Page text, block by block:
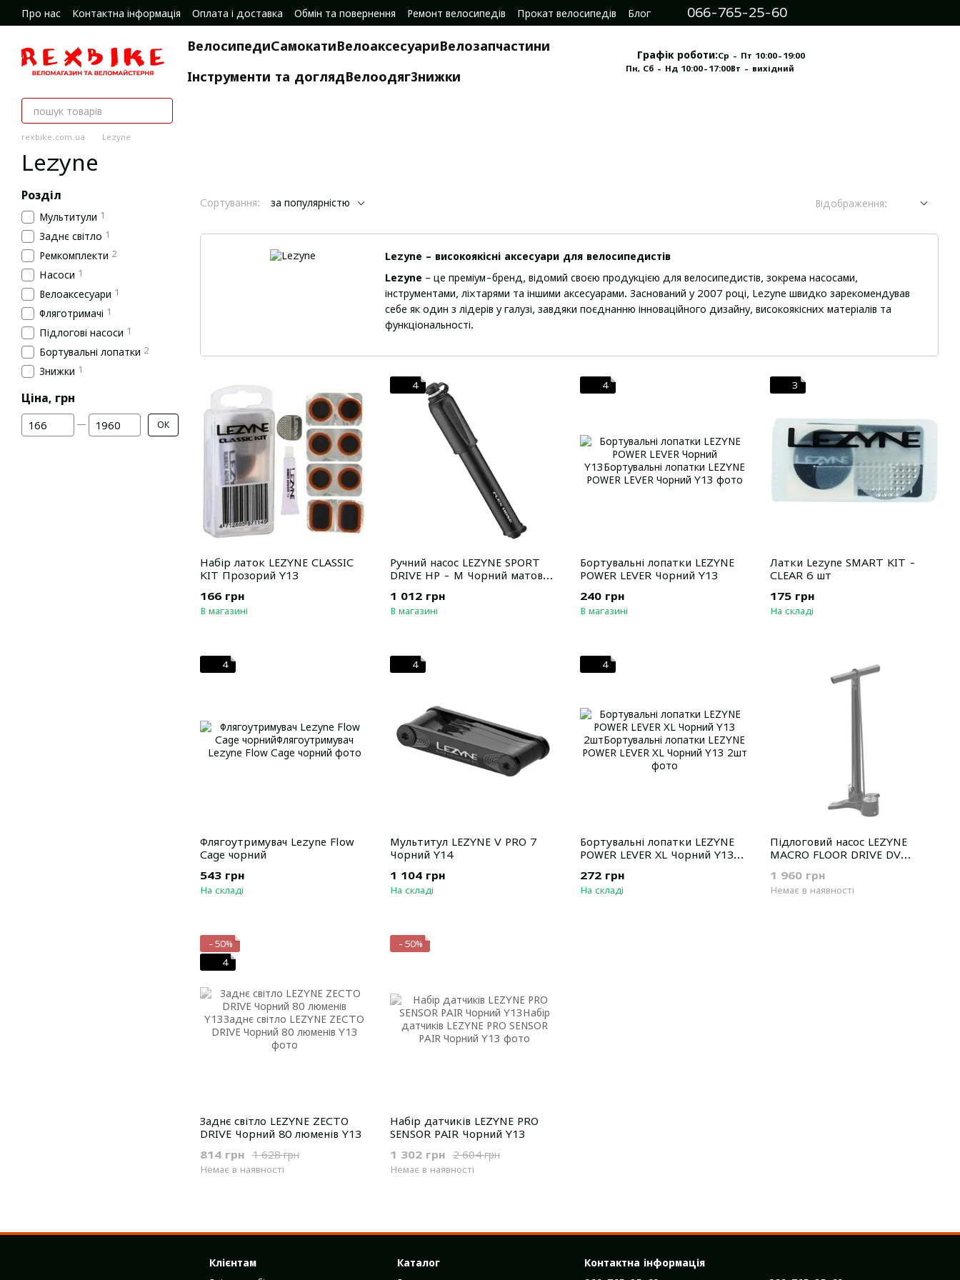
Перейти до основного контенту
Про нас Контактна інформація Оплата і доставка Обмін та повернення Ремонт велосипедів Прокат велосипедів
Блог
Відгуки про магазин
066-765-25-60
ВелосипедиСамокатиВелоаксесуариВелозапчастини
Інструменти та доглядВелоодягЗнижки
Графік роботи:Ср - Пт 10:00-19:00
Пн, Сб - Нд 10:00-17:00Вт - вихідний
rexbike.com.ua Lezyne
Lezyne
Сортування: за популярністю Відображення:
Lezyne – високоякісні аксесуари для велосипедистів
Lezyne – це преміум-бренд, відомий своєю продукцією для велосипедистів, зокрема насосами,
інструментами, ліхтарями та іншими аксесуарами. Заснований у 2007 році, Lezyne швидко зарекомендував
себе як один з лідерів у галузі, завдяки поєднанню інноваційного дизайну, високоякісних матеріалів та
функціональності.
забезпечують максимальний комфорт і ефективність під час кожної поїздки.
Переваги бренду:
Високоякісні матеріали та бездоганна точність виготовлення.
Інноваційний підхід до дизайну та технологій.
Надійність і довговічність навіть у найскладніших умовах.
Широкий асортимент аксесуарів для будь-яких потреб велосипедиста.
Lezyne – це бренд, якому можна довіряти, коли мова йде про якісні інструменти та аксесуари для
Набір латок LEZYNE CLASSIC
KIT Прозорий Y13
166 грн
В магазині
4
Ручний насос LEZYNE SPORT
DRIVE HP - M Чорний матовий
1 012 грн
В магазині
4
Бортувальні лопатки LEZYNE
POWER LEVER Чорний Y13
240 грн
В магазині
3
Латки Lezyne SMART KIT -
CLEAR 6 шт
175 грн
На складі
4
Флягоутримувач Lezyne Flow
Cage чорний
543 грн
На складі
4
Мультитул LEZYNE V PRO 7
Чорний Y14
1 104 грн
На складі
4
Бортувальні лопатки LEZYNE
POWER LEVER XL Чорний Y13
272 грн
На складі
Підлоговий насос LEZYNE
MACRO FLOOR DRIVE DV
1 960 грн
Немає в наявності
−50%
4
Заднє світло LEZYNE ZECTO
DRIVE Чорний 80 люменів Y13
1 628 грн
814 грн
Немає в наявності
−50%
Набір датчиків LEZYNE PRO
SENSOR PAIR Чорний Y13
2 604 грн
1 302 грн
Немає в наявності
Розділ
Мультитули 1
Заднє світло 1
Ремкомплекти 2
Насоси 1
Велоаксесуари 1
Фляготримачі 1
Підлогові насоси 1
Бортувальні лопатки 2
Знижки 1
Ціна, грн
Від Ціна, грн
До Ціна, грн ОК
Клієнтам Каталог Контактна інформація